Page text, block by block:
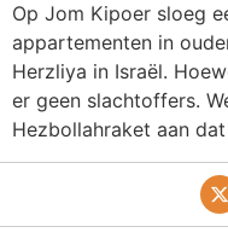
Op Jom Kipoer sloeg
appartementen in
Herzliya in Israël.
er geen slachtoffers.
Hezbollahraket aan